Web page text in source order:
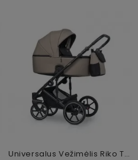
Universalus Vežimėlis Riko Trex 2in1 Dakar